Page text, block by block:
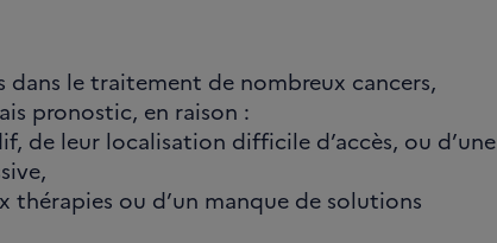
dans le traitement de nombreux cancers,
pronostic, en raison :
de leur localisation difficile d’accès, ou d’une
thérapies ou d’un manque de solutions